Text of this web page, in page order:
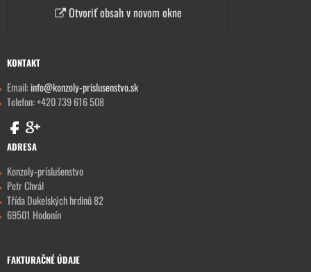
Otvoriť obsah v novom okne
KONTAKT
Email:info@konzoly-prislusenstvo.sk
Telefon: +420 739 616 508
ADRESA
Konzoly-príslušenstvo
Petr Chvál
Třída Dukelských hrdinů 82
69501 Hodonín
FAKTURAČNÉ ÚDAJE